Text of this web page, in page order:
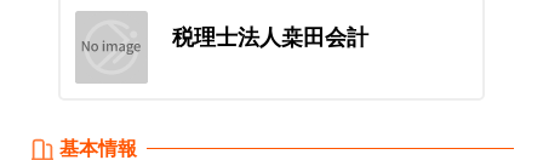
税理士法人桒田会計
基本情報